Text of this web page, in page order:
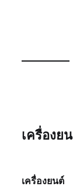
เครื่องย
เครื่องยนต์